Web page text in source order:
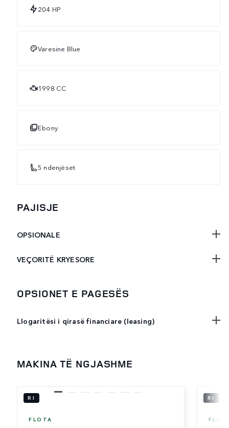
204 HP
Varesine Blue
1998 CC
Ebony
5 ndenjëset
PAJISJE
OPSIONALE
VEÇORITË KRYESORE
OPSIONET E PAGESËS
Llogaritësi i qirasë financiare (leasing)
MAKINA TË NGJASHME
RI
FLOTA
RI